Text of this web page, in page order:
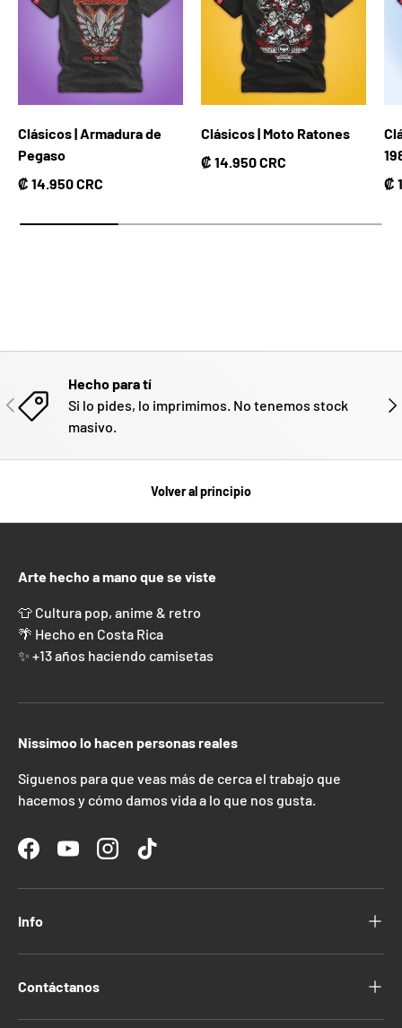
Clásicos | Armadura de
Pegaso
Precio normal
₡ 14.950 CRC
Clásicos | Moto Ratones
Precio normal
₡ 14.950 CRC
₡
ANTERIOR
Hecho para tí
Si lo pides, lo imprimimos. No tenemos stock
masivo.
Volver al principio
Arte hecho a mano que se viste
👕 Cultura pop, anime & retro
🌴 Hecho en Costa Rica
✨ +13 años haciendo camisetas
Nissimoo lo hacen personas reales
Síguenos para que veas más de cerca el trabajo que
hacemos y cómo damos vida a lo que nos gusta.
FacebookYouTubeInstagramTikTok
Info
Contáctanos